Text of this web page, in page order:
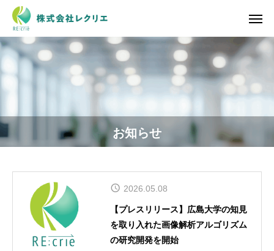
お知らせ
2026.05.08
【プレスリリース】広島大学の知見
を取り入れた画像解析アルゴリズム
の研究開発を開始